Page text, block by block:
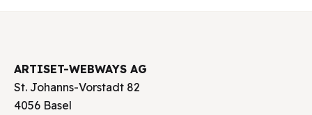
ARTISET-WEBWAYS AG
St. Johanns-Vorstadt 82
4056 Basel